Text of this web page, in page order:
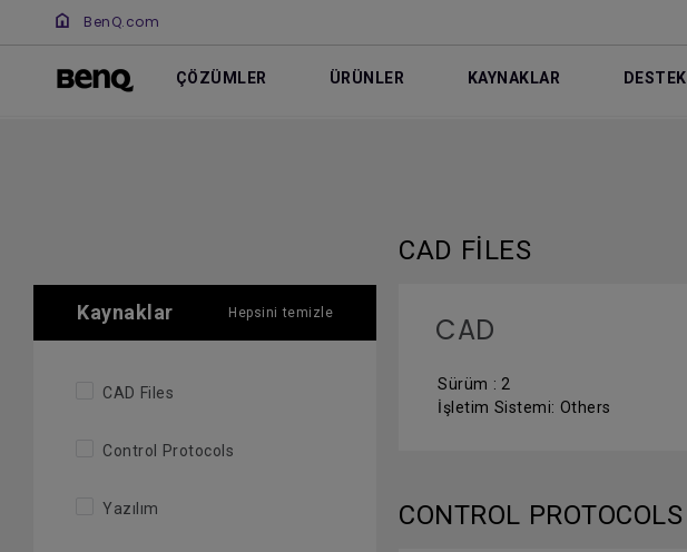
BenQ.com
ÇÖZÜMLER ÜRÜNLER KAYNAKLAR DESTEK
Kaynaklar Hepsini temizle
CAD Files
Control Protocols
Yazılım
CAD FILES
CAD
Sürüm : 2
İşletim Sistemi: Others
CONTROL PROTOCOLS